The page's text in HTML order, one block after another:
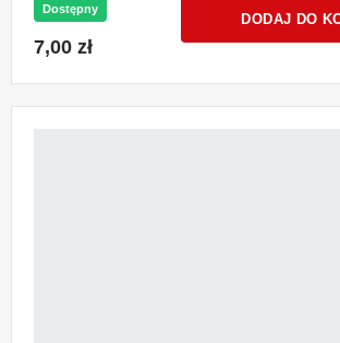
Dostępny
7,00 zł
DODAJ DO